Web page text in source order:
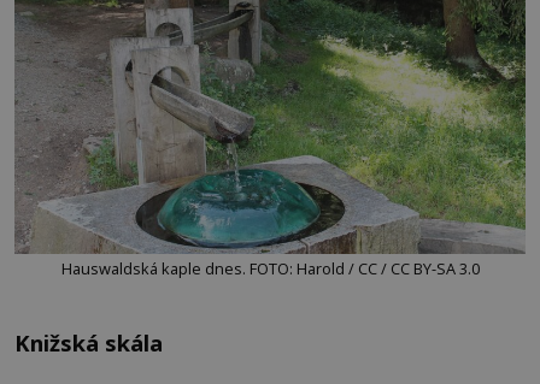
Hauswaldská kaple dnes. FOTO: Harold / CC / CC BY-SA 3.0
Knižská skála